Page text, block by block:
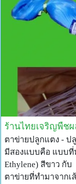
ร้านไทยเจริญพืช
ตาข่ายปลูกแตง - ป
มีสองแบบคือ แบบที่
Ethylene) สีขาว กับ
ตาข่ายที่ทำมาจากเ